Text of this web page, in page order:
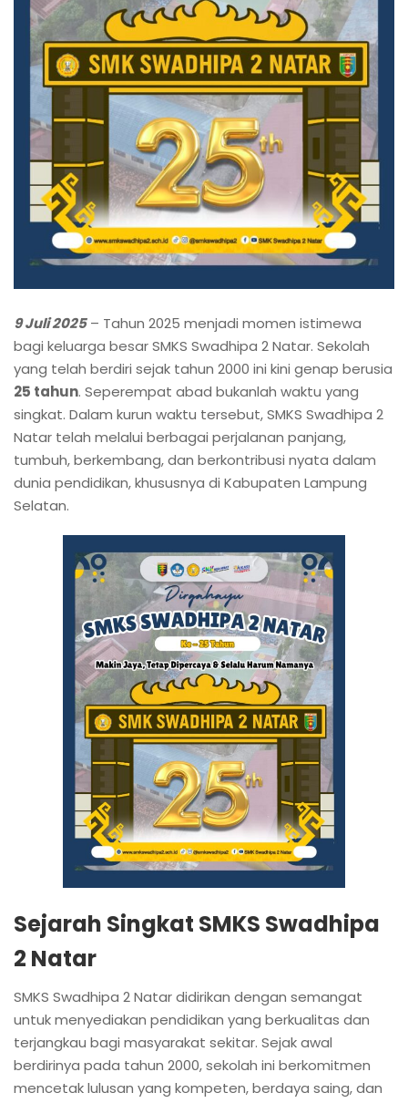
9 Juli 2025– Tahun 2025 menjadi momen istimewa
bagi keluarga besar SMKS Swadhipa 2 Natar. Sekolah
yang telah berdiri sejak tahun 2000 ini kini genap berusia
25 tahun. Seperempat abad bukanlah waktu yang
singkat. Dalam kurun waktu tersebut, SMKS Swadhipa 2
Natar telah melalui berbagai perjalanan panjang,
tumbuh, berkembang, dan berkontribusi nyata dalam
dunia pendidikan, khususnya di Kabupaten Lampung
Selatan.
Sejarah Singkat SMKS Swadhipa
2 Natar
SMKS Swadhipa 2 Natar didirikan dengan semangat
untuk menyediakan pendidikan yang berkualitas dan
terjangkau bagi masyarakat sekitar. Sejak awal
berdirinya pada tahun 2000, sekolah ini berkomitmen
mencetak lulusan yang kompeten, berdaya saing, dan